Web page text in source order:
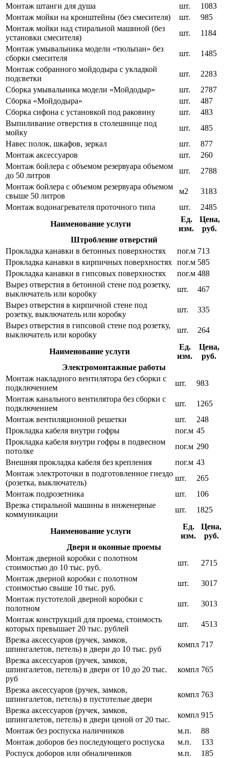
Монтаж штанги для душа
шт.
1083
Монтаж мойки на кронштейны (без смесителя)
шт.
985
Монтаж мойки над стиральной машиной (без
установки смесителя)
шт.
1184
Монтаж умывальника модели «тюльпан» без
сборки смесителя
шт.
1485
Монтаж собранного мойдодыра с укладкой
подсветки
шт.
2283
Сборка умывальника модели «Мойдодыр»
шт.
2787
Сборка «Мойдодыра»
шт.
487
Сборка сифона с установкой под раковину
шт.
483
Выпиливание отверстия в столешнице под
мойку
шт.
485
Навес полок, шкафов, зеркал
шт.
877
Монтаж аксессуаров
шт.
260
Монтаж бойлера с объемом резервуара объемом
до 50 литров
шт.
2788
Монтаж бойлера с объемом резервуара объемом
свыше 50 литров
м2
3183
Монтаж водонагревателя проточного типа
шт.
2485
Наименование услуги
Ед.
изм.
Цена,
руб.
Штробление отверстий
Прокладка канавки в бетонных поверхностях
пог.м 713
Прокладка канавки в кирпичных поверхностях пог.м 585
Прокладка канавки в гипсовых поверхностях
пог.м 488
Вырез отверстия в бетонной стене под розетку,
выключатель или коробку
шт.
467
Вырез отверстия в кирпичной стене под
розетку, выключатель или коробку
шт.
335
Вырез отверстия в гипсовой стене под розетку,
выключатель или коробку
шт. 264
Наименование услуги
Ед.
изм.
Цена,
руб.
Электромонтажные работы
Монтаж накладного вентилятора без сборки с
подключением
шт.
983
Монтаж канального вентилятора без сборки с
подключением
шт.
1265
Монтаж вентиляционной решетки
шт.
248
Прокладка кабеля внутри гофры
пог.м 45
Прокладка кабеля внутри гофры в подвесном
потолке
пог.м 290
Внешняя прокладка кабеля без крепления
пог.м 43
Монтаж электроточки в подготовленное гнездо
(розетка, выключатель)
шт.
265
Монтаж подрозетника
шт.
106
Врезка стиральной машины в инженерные
коммуникации
шт. 1825
Наименование услуги
Ед.
изм.
Цена,
руб.
Двери и оконные проемы
Монтаж дверной коробки с полотном
стоимостью до 10 тыс. руб.
шт.
2715
Монтаж дверной коробки с полотном
стоимостью свыше 10 тыс. руб.
шт.
3017
Монтаж пустотелой дверной коробки с
полотном
шт.
3013
Монтаж конструкций для проема, стоимость
которых превышает 20 тыс. рублей
шт.
4513
Врезка аксессуаров (ручек, замков,
шпингалетов, петель) в двери до 10 тыс. руб
компл 717
Врезка аксессуаров (ручек, замков,
шпингалетов, петель) в двери от 10 до 20 тыс.
руб
компл 765
Врезка аксессуаров (ручек, замков,
шпингалетов, петель) в пустотелые двери
компл 763
Врезка аксессуаров (ручек, замков,
шпингалетов, петель) в двери ценой от 20 тыс.
компл 915
Монтаж без роспуска наличников
м.п.
88
Монтаж доборов без последующего роспуска
м.п.
133
Роспуск доборов или обналичников
м.п. 185